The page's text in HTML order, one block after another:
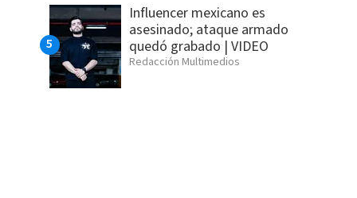
Influencer mexicano es
asesinado; ataque armado
quedó grabado | VIDEO
Redacción Multimedios